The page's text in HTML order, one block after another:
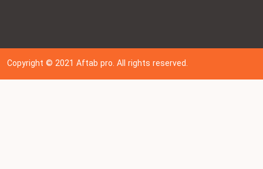
Copyright © 202 1Aftab pro. All rights reserved.